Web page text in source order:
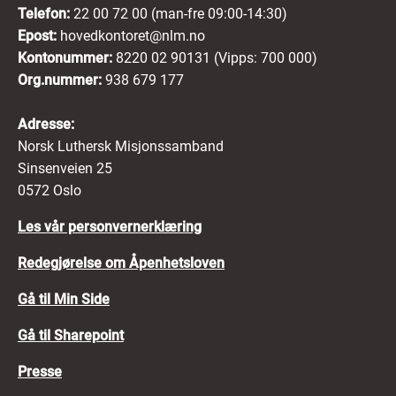
Telefon: 22 00 72 00 (man-fre 09:00-14:30)
Epost: hovedkontoret@nlm.no
Kontonummer: 8220 02 90131 (Vipps: 700 000)
Org.nummer: 938 679 177
Adresse:
Norsk Luthersk Misjonssamband
Sinsenveien 25
0572 Oslo
Les vår personvernerklæring
Redegjørelse om Åpenhetsloven
Gå til Min Side
Gå til Sharepoint
Presse